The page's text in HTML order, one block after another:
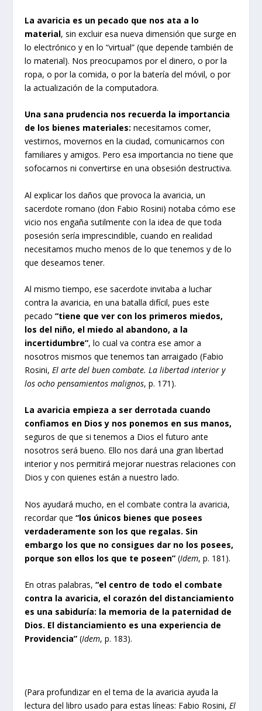
La avaricia es un pecado que nos ata a lo
material, sin excluir esa nueva dimensión que surge en
lo electrónico y en lo “virtual” (que depende también de
lo material). Nos preocupamos por el dinero, o por la
ropa, o por la comida, o por la batería del móvil, o por
la actualización de la computadora.
Una sana prudencia nos recuerda la importancia
de los bienes materiales: necesitamos comer,
vestirnos, movernos en la ciudad, comunicarnos con
familiares y amigos. Pero esa importancia no tiene que
sofocarnos ni convertirse en una obsesión destructiva.
Al explicar los daños que provoca la avaricia, un
sacerdote romano (don Fabio Rosini) notaba cómo ese
vicio nos engaña sutilmente con la idea de que toda
posesión sería imprescindible, cuando en realidad
necesitamos mucho menos de lo que tenemos y de lo
que deseamos tener.
Al mismo tiempo, ese sacerdote invitaba a luchar
contra la avaricia, en una batalla difícil, pues este
pecado“tiene que ver con los primeros miedos,
los del niño, el miedo al abandono, a la
incertidumbre”, lo cual va contra ese amor a
nosotros mismos que tenemos tan arraigado (Fabio
Rosini,El arte del buen combate. La libertad interior y
los ocho pensamientos malignos, p. 171).
La avaricia empieza a ser derrotada cuando
confiamos en Dios y nos ponemos en sus manos,
seguros de que si tenemos a Dios el futuro ante
nosotros será bueno. Ello nos dará una gran libertad
interior y nos permitirá mejorar nuestras relaciones con
Dios y con quienes están a nuestro lado.
Nos ayudará mucho, en el combate contra la avaricia,
recordar que“los únicos bienes que posees
verdaderamente son los que regalas. Sin
embargo los que no consigues dar no los posees,
porque son ellos los que te poseen” (Idem, p. 181).
En otras palabras,“el centro de todo el combate
contra la avaricia, el corazón del distanciamiento
es una sabiduría: la memoria de la paternidad de
Dios. El distanciamiento es una experiencia de
Providencia” (Idem, p. 183).
(Para profundizar en el tema de la avaricia ayuda la
lectura del libro usado para estas líneas: Fabio Rosini,El